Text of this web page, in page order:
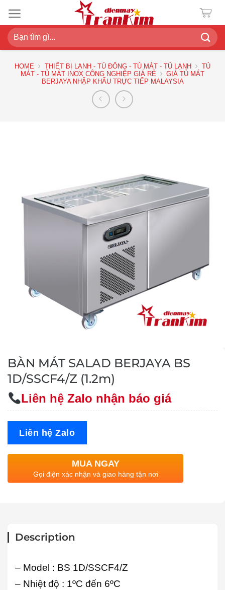
đến
nội
dung
Search
for:
HOME THIẾT BỊ LẠNH - TỦ ĐÔNG - TỦ MÁT - TỦ LẠNH
TỦ
MÁT - TỦ MÁT INOX CÔNG NGHIỆP GIÁ RẺ
GIÁ TỦ MÁT
BERJAYA NHẬP KHẨU TRỰC TIẾP MALAYSIA
BÀN MÁT SALAD BERJAYA BS
1D/SSCF4/Z (1.2m)
Liên hệ Zalo nhận báo giá
Liên hệ Zalo
MUA NGAY
Gọi điện xác nhận và giao hàng tận nơi
Description
– Model : BS 1D/SSCF4/Z
– Nhiệt độ : 1ºC đến 6ºC